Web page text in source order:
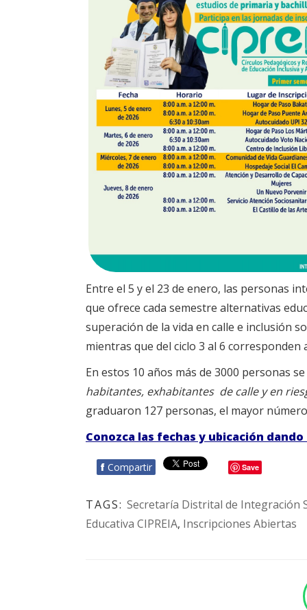
Entre el 5 y el 23 de enero, las personas
que ofrece cada semestre alternativas
superación de la vida en calle e inclusión
mientras que del ciclo 3 al 6
En estos 10 años más de 3000 personas
habitantes, exhabitantes de calle y en
graduaron 127 personas, el mayor
Conozca las fechas y ubicación
f Compartir Save
TAGS: Secretaría Distrital de Integración
Educativa CIPREIA, Inscripciones Abiertas